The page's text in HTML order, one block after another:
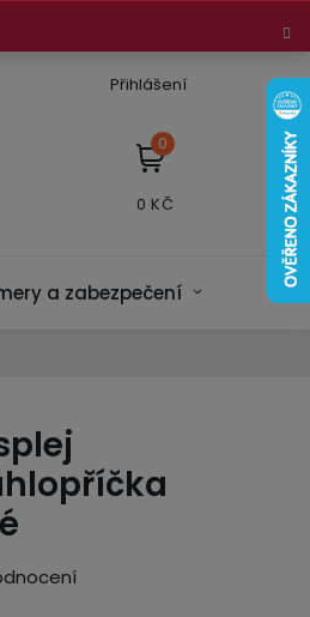
Přihlášení
NÁKUPNÍ
KOŠÍK
a zabezpečení